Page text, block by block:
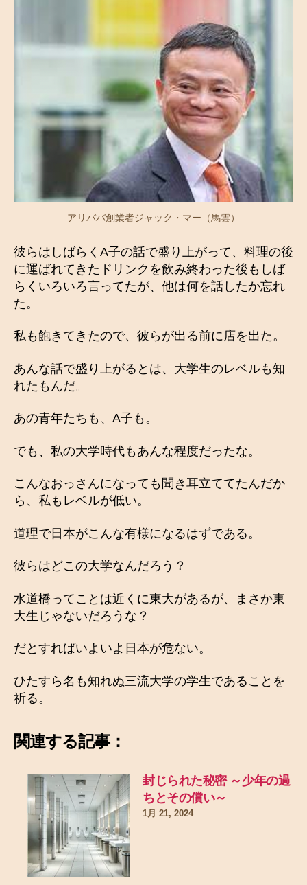
アリババ創業者ジャック・マー（馬雲）
彼らはしばらくA子の話で盛り上がって、料理の後
に運ばれてきたドリンクを飲み終わった後もしば
らくいろいろ言ってたが、他は何を話したか忘れ
た。
私も飽きてきたので、彼らが出る前に店を出た。
あんな話で盛り上がるとは、大学生のレベルも知
れたもんだ。
あの青年たちも、A子も。
でも、私の大学時代もあんな程度だったな。
こんなおっさんになっても聞き耳立ててたんだか
ら、私もレベルが低い。
道理で日本がこんな有様になるはずである。
彼らはどこの大学なんだろう？
水道橋ってことは近くに東大があるが、まさか東
大生じゃないだろうな？
だとすればいよいよ日本が危ない。
ひたすら名も知れぬ三流大学の学生であることを
祈る。
関連する記事：
封じられた秘密 ～少年の過
ちとその償い～
1月 21, 2024